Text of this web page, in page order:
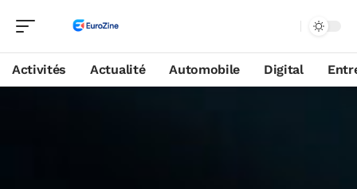
Activités Actualité Automobile Digital